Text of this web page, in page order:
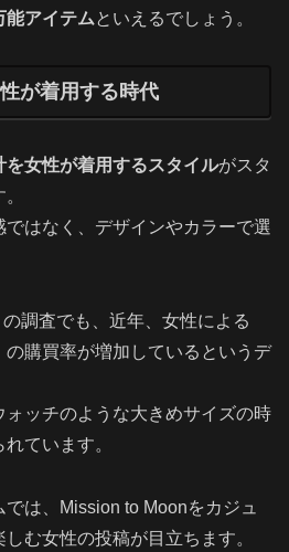
能アイテムといえるでしょう。
が着用する時代
を女性が着用するスタイルがスタ
はなく、デザインやカラーで選
調査でも、近年、女性による
の購買率が増加しているというデ
ォッチのような大きめサイズの時
ています。
は、Mission to Moonをカジュ
む女性の投稿が目立ちます。